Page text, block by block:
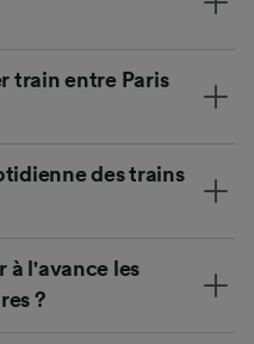
train entre Paris
des trains
à l'avance les
?